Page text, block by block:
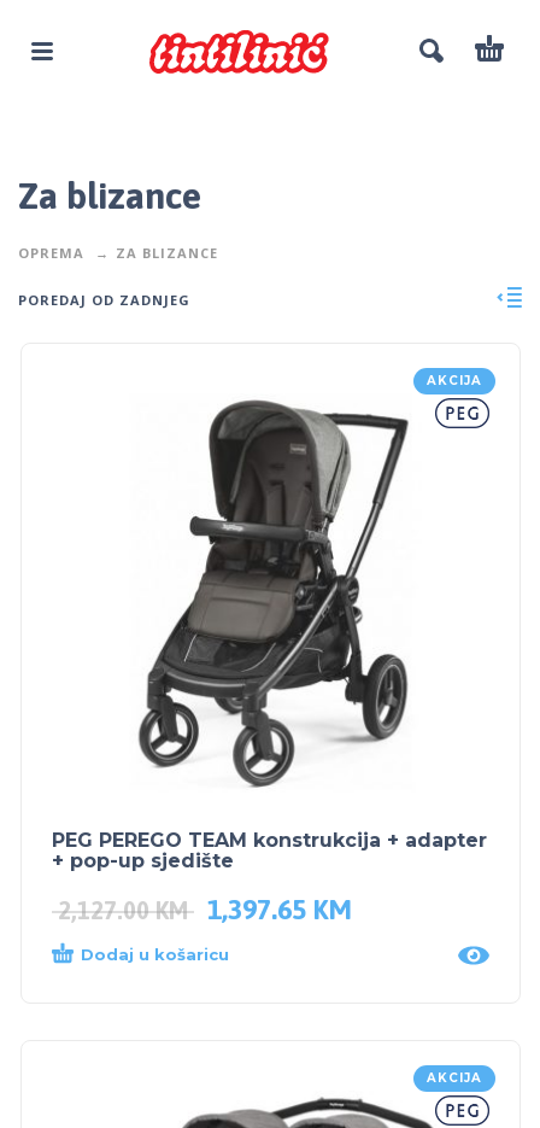
Za blizance
OPREMA ZA BLIZANCE
POREDAJ OD ZADNJEG
AKCIJA
PEG PEREGO TEAM konstrukcija + adapter
+ pop-up sjedište
2,127.00KM 1,397.65 KM
Dodaj u košaricu
AKCIJA